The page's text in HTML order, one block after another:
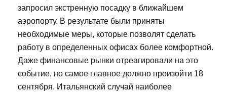
запросил экстренную посадку в ближайшем
аэропорту. В результате были приняты
необходимые меры, которые позволят сделать
работу в определенных офисах более комфортной.
Даже финансовые рынки отреагировали на это
событие, но самое главное должно произойти 18
сентября. Итальянский случай наиболее